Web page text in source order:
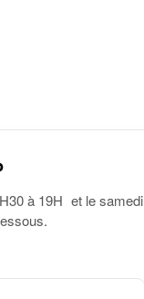
à 19H et le samedi